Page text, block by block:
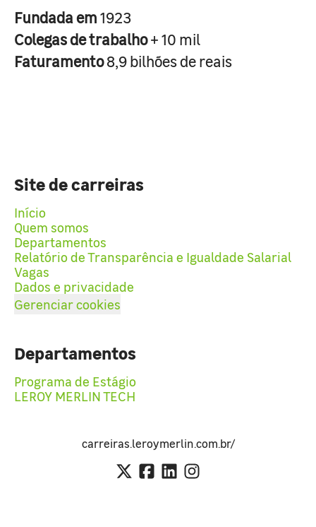
Fundada em1923
Colegas de trabalho+ 10 mil
Faturamento8,9 bilhões de reais
Site de carreiras
Início
Quem somos
Departamentos
Relatório de Transparência e Igualdade Salarial
Vagas
Dados e privacidade
Gerenciar cookies
Departamentos
Programa de Estágio
LEROY MERLIN TECH
carreiras.leroymerlin.com.br/